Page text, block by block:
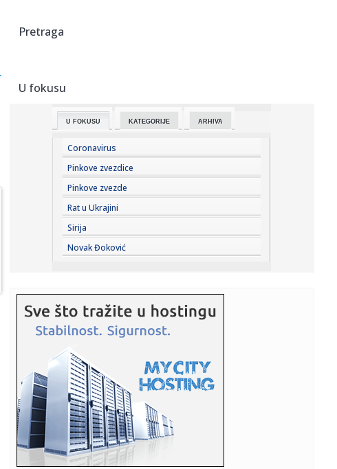
zatvoren ae...
08:46:
08:42: Фудбалери Борца победили Витебск у ...
08:41:Тикток ограничава употребу ...
08:39:Blokaderi krše Ustav Srbije; Ukidaju slobodu i uvode
strahovladu...
08:37:“IranWire”: Ајатолах Моџтаба Хамнеи ...
08:33: РХМЗ: Упозорење на високе ...
08:32:
bageri na v...
08:30:Фудбалери Партизана декласирали ...
08:32:Užas na Zvezdari: Muškarac napadnut na ulici, pa glavom
udario ...
08:31:Prodali scenario za 600.000 dolara, a godinu kasnije
Pretraga
U fokusu
U FOKUSU KATEGORIJE ARHIVA
Coronavirus
Pinkove zvezdice
Pinkove zvezde
Rat u Ukrajini
Sirija
Novak Đoković